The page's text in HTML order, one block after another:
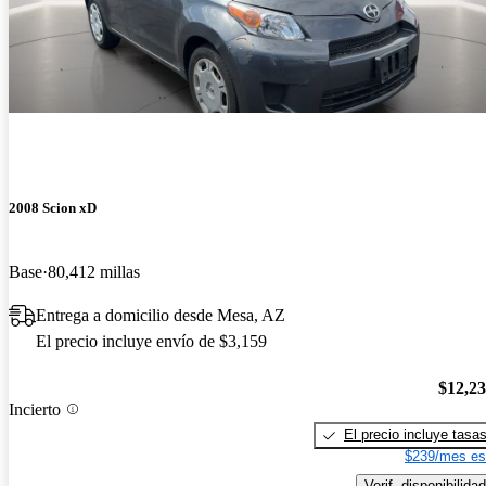
2008 Scion xD
Base 80,412 millas
Entrega a domicilio desde Mesa, AZ
El precio incluye envío de $3,159
Incierto
El precio incluye tasas
$239/mes